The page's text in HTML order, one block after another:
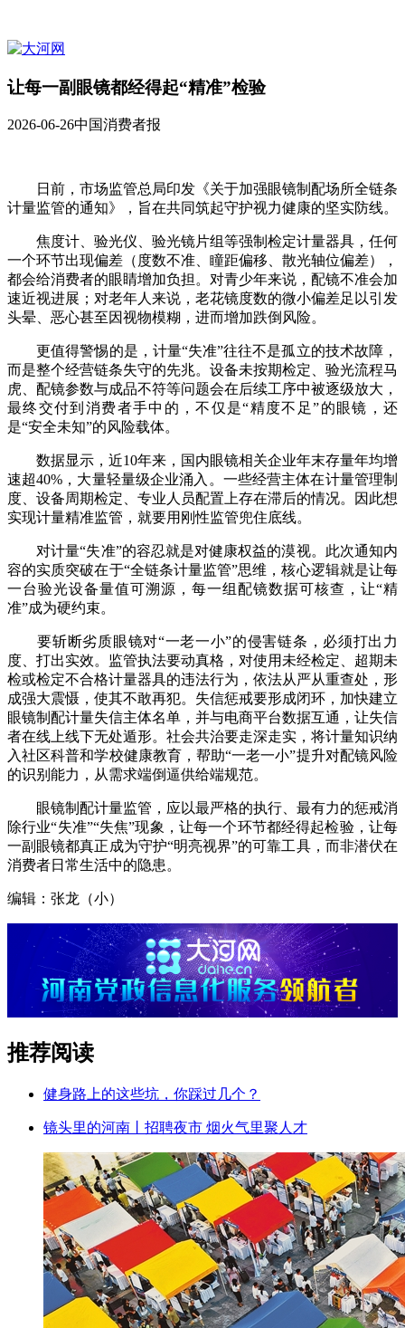
让每一副眼镜都经得起“精准”检验
2026-06-26中国消费者报
日前，市场监管总局印发《关于加强眼镜制配场所全链条
计量监管的通知》，旨在共同筑起守护视力健康的坚实防线。
焦度计、验光仪、验光镜片组等强制检定计量器具，任何
一个环节出现偏差（度数不准、瞳距偏移、散光轴位偏差），
都会给消费者的眼睛增加负担。对青少年来说，配镜不准会加
速近视进展；对老年人来说，老花镜度数的微小偏差足以引发
头晕、恶心甚至因视物模糊，进而增加跌倒风险。
更值得警惕的是，计量“失准”往往不是孤立的技术故障，
而是整个经营链条失守的先兆。设备未按期检定、验光流程马
虎、配镜参数与成品不符等问题会在后续工序中被逐级放大，
最终交付到消费者手中的，不仅是“精度不足”的眼镜，还
是“安全未知”的风险载体。
数据显示，近10年来，国内眼镜相关企业年末存量年均增
速超40%，大量轻量级企业涌入。一些经营主体在计量管理制
度、设备周期检定、专业人员配置上存在滞后的情况。因此想
实现计量精准监管，就要用刚性监管兜住底线。
对计量“失准”的容忍就是对健康权益的漠视。此次通知内
容的实质突破在于“全链条计量监管”思维，核心逻辑就是让每
一台验光设备量值可溯源，每一组配镜数据可核查，让“精
准”成为硬约束。
要斩断劣质眼镜对“一老一小”的侵害链条，必须打出力
度、打出实效。监管执法要动真格，对使用未经检定、超期未
检或检定不合格计量器具的违法行为，依法从严从重查处，形
成强大震慑，使其不敢再犯。失信惩戒要形成闭环，加快建立
眼镜制配计量失信主体名单，并与电商平台数据互通，让失信
者在线上线下无处遁形。社会共治要走深走实，将计量知识纳
入社区科普和学校健康教育，帮助“一老一小”提升对配镜风险
的识别能力，从需求端倒逼供给端规范。
眼镜制配计量监管，应以最严格的执行、最有力的惩戒消
除行业“失准”“失焦”现象，让每一个环节都经得起检验，让每
一副眼镜都真正成为守护“明亮视界”的可靠工具，而非潜伏在
消费者日常生活中的隐患。
编辑：张龙（小）
推荐阅读
健身路上的这些坑，你踩过几个？
镜头里的河南丨招聘夜市 烟火气里聚人才